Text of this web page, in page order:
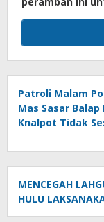
Patroli Malam
Mas Sasar Balap
Knalpot Tidak
MENCEGAH
HULU